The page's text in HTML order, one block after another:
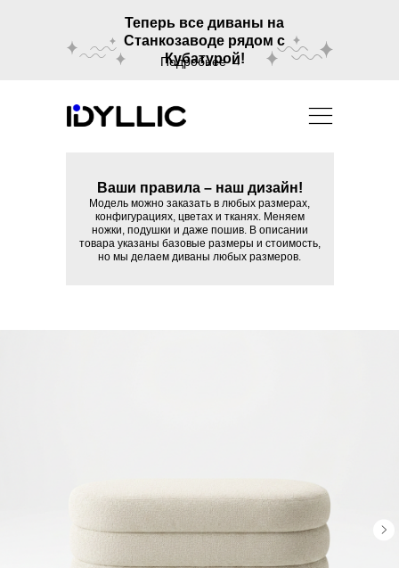
Подробнее →
Теперь все диваны на
Станкозаводе рядом с
Кубатурой!
Ваши правила – наш дизайн!
Модель можно заказать в любых размерах,
конфигурациях, цветах и тканях. Меняем
ножки, подушки и даже пошив. В описании
товара указаны базовые размеры и стоимость,
но мы делаем диваны любых размеров.